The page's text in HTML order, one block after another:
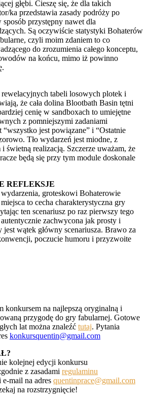
głębi. Cieszę się, że dla takich
ka przedstawia zasady podróży po
przystępny nawet dla
Są oczywiście statystyki Bohaterów
czyli moim zdaniem to co
do zrozumienia całego konceptu,
na końcu, mimo iż powinno
tabeli losowych plotek i
że cała dolina Blootbath Basin tętni
cenię w sandboxach to umiejętne
z pomniejszymi zadaniami
jest powiązane” i “Ostatnie
Tło wydarzeń jest miodne, z
świetną realizacją. Szczerze uważam, że
będą się przy tym module doskonale
REFLEKSJE
groteskowi Bohaterowie
to cecha charakterystyczna gry
ten scenariusz po raz pierwszy tego
zachwycona jak prosty i
wątek główny scenariusza. Brawo za
poczucie humoru i przyzwoite
konkursem na najlepszą oryginalną i
przygodę do gry fabularnej. Gotowe
lat można znaleźć tutaj. Pytania
konkursquentin@gmail.com
kolejnej edycji konkursu
z zasadami regulaminu
mail na adres quentinprace@gmail.com
na rozstrzygnięcie!